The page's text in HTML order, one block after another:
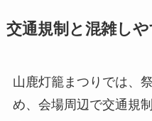
交通規制と混雑し
山鹿灯籠まつりでは、
め、会場周辺で交通規